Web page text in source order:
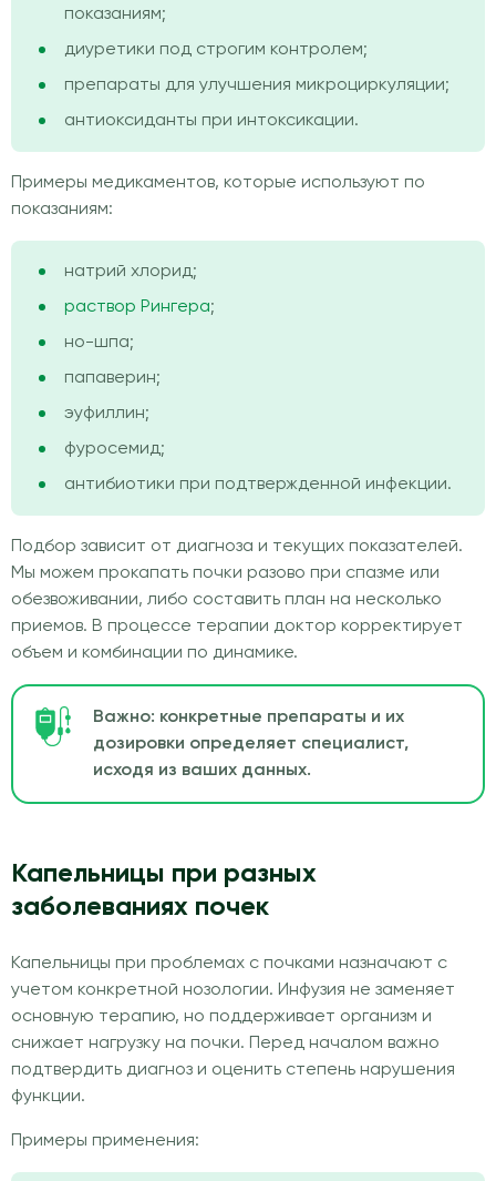
показаниям;
диуретики под строгим контролем;
препараты для улучшения микроциркуляции;
антиоксиданты при интоксикации.
Примеры медикаментов, которые используют по
показаниям:
натрий хлорид;
раствор Рингера;
но-шпа;
папаверин;
эуфиллин;
фуросемид;
антибиотики при подтвержденной инфекции.
Подбор зависит от диагноза и текущих показателей.
Мы можем прокапать почки разово при спазме или
обезвоживании, либо составить план на несколько
приемов. В процессе терапии доктор корректирует
объем и комбинации по динамике.
Важно: конкретные препараты и их
дозировки определяет специалист,
исходя из ваших данных.
Капельницы при разных
заболеваниях почек
Капельницы при проблемах с почками назначают с
учетом конкретной нозологии. Инфузия не заменяет
основную терапию, но поддерживает организм и
снижает нагрузку на почки. Перед началом важно
подтвердить диагноз и оценить степень нарушения
функции.
Примеры применения: